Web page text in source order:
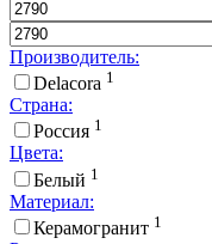
Производитель:
Delacora 1
Страна:
Россия 1
Цвета:
Белый 1
Материал:
Керамогранит 1